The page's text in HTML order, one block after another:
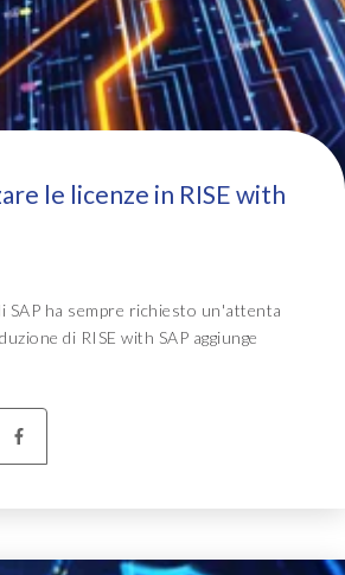
le licenze in RISE with
SAP ha sempre richiesto un'attenta
di RISE with SAP aggiunge